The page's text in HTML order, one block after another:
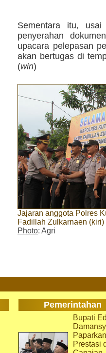
Sementara itu, usai
penyerahan
upacara pelepasan
akan bertugas di
(win)
Jajaran anggota Polres
Fadillah Zulkarnaen (kiri)
Photo: Agri
Pemerintahan
Bupati
Paparkan
Prestasi